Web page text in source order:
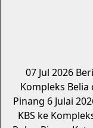
07 Jul 2026
Kompleks Belia
Pinang 6 Julai
KBS ke